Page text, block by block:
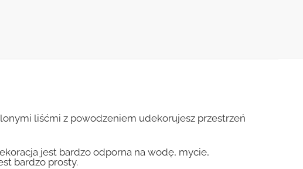
liśćmi z powodzeniem udekorujesz przestrzeń
jest bardzo odporna na wodę, mycie,
bardzo prosty.